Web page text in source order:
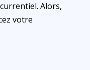
Alors,
votre